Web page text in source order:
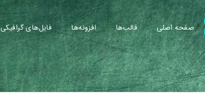
صفحه اصلی قالب‌ها افزونه‌ها فایل‌های گرافیکی